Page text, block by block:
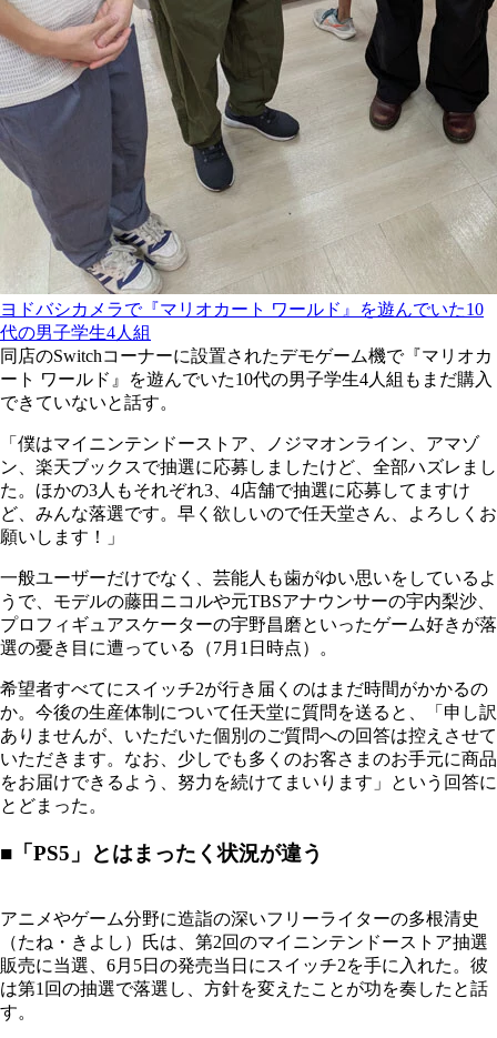
ヨドバシカメラで『マリオカート ワールド』を遊んでいた10
代の男子学生4人組
同店のSwitchコーナーに設置されたデモゲーム機で『マリオカ
ート ワールド』を遊んでいた10代の男子学生4人組もまだ購入
できていないと話す。
「僕はマイニンテンドーストア、ノジマオンライン、アマゾ
ン、楽天ブックスで抽選に応募しましたけど、全部ハズレまし
た。ほかの3人もそれぞれ3、4店舗で抽選に応募してますけ
ど、みんな落選です。早く欲しいので任天堂さん、よろしくお
願いします！」
一般ユーザーだけでなく、芸能人も歯がゆい思いをしているよ
うで、モデルの藤田ニコルや元TBSアナウンサーの宇内梨沙、
プロフィギュアスケーターの宇野昌磨といったゲーム好きが落
選の憂き目に遭っている（7月1日時点）。
希望者すべてにスイッチ2が行き届くのはまだ時間がかかるの
か。今後の生産体制について任天堂に質問を送ると、「申し訳
ありませんが、いただいた個別のご質問への回答は控えさせて
いただきます。なお、少しでも多くのお客さまのお手元に商品
をお届けできるよう、努力を続けてまいります」という回答に
とどまった。
■「PS5」とはまったく状況が違う
アニメやゲーム分野に造詣の深いフリーライターの多根清史
（たね・きよし）氏は、第2回のマイニンテンドーストア抽選
販売に当選、6月5日の発売当日にスイッチ2を手に入れた。彼
は第1回の抽選で落選し、方針を変えたことが功を奏したと話
す。